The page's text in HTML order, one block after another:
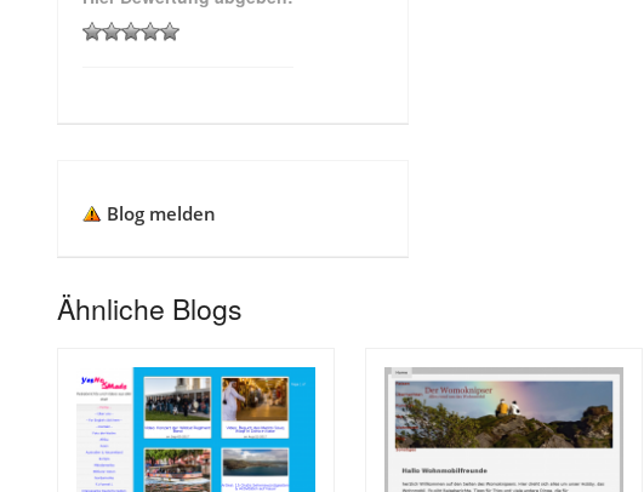
Blog melden
Ähnliche Blogs